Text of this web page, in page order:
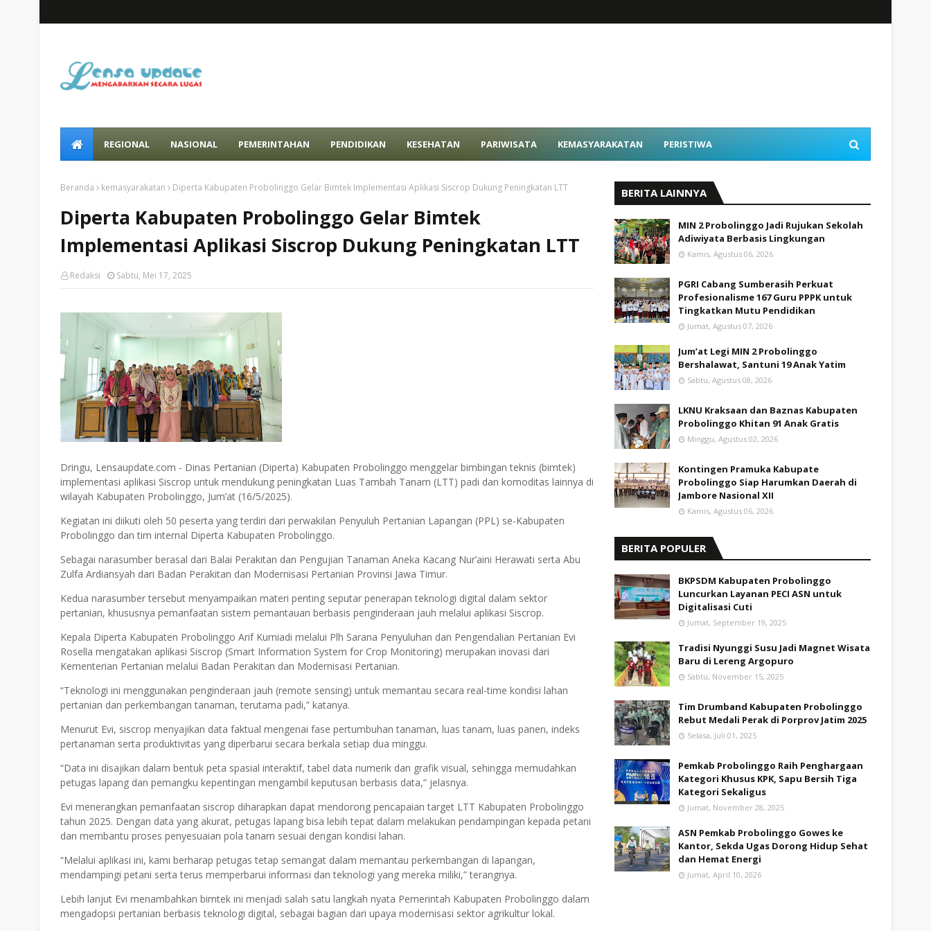
REGIONAL NASIONAL PEMERINTAHAN PENDIDIKAN KESEHATAN PARIWISATA KEMASYARAKATAN PERISTIWA
Beranda kemasyarakatan Diperta Kabupaten Probolinggo Gelar Bimtek Implementasi Aplikasi Siscrop Dukung Peningkatan LTT
Diperta Kabupaten Probolinggo Gelar Bimtek
Implementasi Aplikasi Siscrop Dukung Peningkatan LTT
Redaksi Sabtu, Mei 17, 2025
Dringu, Lensaupdate.com - Dinas Pertanian (Diperta) Kabupaten Probolinggo menggelar bimbingan teknis (bimtek)
implementasi aplikasi Siscrop untuk mendukung peningkatan Luas Tambah Tanam (LTT) padi dan komoditas lainnya di
wilayah Kabupaten Probolinggo, Jum’at (16/5/2025).
Kegiatan ini diikuti oleh 50 peserta yang terdiri dari perwakilan Penyuluh Pertanian Lapangan (PPL) se-Kabupaten
Probolinggo dan tim internal Diperta Kabupaten Probolinggo.
Sebagai narasumber berasal dari Balai Perakitan dan Pengujian Tanaman Aneka Kacang Nur’aini Herawati serta Abu
Zulfa Ardiansyah dari Badan Perakitan dan Modernisasi Pertanian Provinsi Jawa Timur.
Kedua narasumber tersebut menyampaikan materi penting seputar penerapan teknologi digital dalam sektor
pertanian, khususnya pemanfaatan sistem pemantauan berbasis penginderaan jauh melalui aplikasi Siscrop.
Kepala Diperta Kabupaten Probolinggo Arif Kurniadi melalui Plh Sarana Penyuluhan dan Pengendalian Pertanian Evi
Rosella mengatakan aplikasi Siscrop (Smart Information System for Crop Monitoring) merupakan inovasi dari
Kementerian Pertanian melalui Badan Perakitan dan Modernisasi Pertanian.
“Teknologi ini menggunakan penginderaan jauh (remote sensing) untuk memantau secara real-time kondisi lahan
pertanian dan perkembangan tanaman, terutama padi,” katanya.
Menurut Evi, siscrop menyajikan data faktual mengenai fase pertumbuhan tanaman, luas tanam, luas panen, indeks
pertanaman serta produktivitas yang diperbarui secara berkala setiap dua minggu.
“Data ini disajikan dalam bentuk peta spasial interaktif, tabel data numerik dan grafik visual, sehingga memudahkan
petugas lapang dan pemangku kepentingan mengambil keputusan berbasis data,” jelasnya.
Evi menerangkan pemanfaatan siscrop diharapkan dapat mendorong pencapaian target LTT Kabupaten Probolinggo
tahun 2025. Dengan data yang akurat, petugas lapang bisa lebih tepat dalam melakukan pendampingan kepada petani
dan membantu proses penyesuaian pola tanam sesuai dengan kondisi lahan.
“Melalui aplikasi ini, kami berharap petugas tetap semangat dalam memantau perkembangan di lapangan,
mendampingi petani serta terus memperbarui informasi dan teknologi yang mereka miliki,” terangnya.
Lebih lanjut Evi menambahkan bimtek ini menjadi salah satu langkah nyata Pemerintah Kabupaten Probolinggo dalam
mengadopsi pertanian berbasis teknologi digital, sebagai bagian dari upaya modernisasi sektor agrikultur lokal.
BERITA LAINNYA
MIN 2 Probolinggo Jadi Rujukan Sekolah
Adiwiyata Berbasis Lingkungan
Kamis, Agustus 06, 2026
PGRI Cabang Sumberasih Perkuat
Profesionalisme 167 Guru PPPK untuk
Tingkatkan Mutu Pendidikan
Jumat, Agustus 07, 2026
Jum’at Legi MIN 2 Probolinggo
Bershalawat, Santuni 19 Anak Yatim
Sabtu, Agustus 08, 2026
LKNU Kraksaan dan Baznas Kabupaten
Probolinggo Khitan 91 Anak Gratis
Minggu, Agustus 02, 2026
Kontingen Pramuka Kabupate
Probolinggo Siap Harumkan Daerah di
Jambore Nasional XII
Kamis, Agustus 06, 2026
BERITA POPULER
BKPSDM Kabupaten Probolinggo
Luncurkan Layanan PECI ASN untuk
Digitalisasi Cuti
Jumat, September 19, 2025
Tradisi Nyunggi Susu Jadi Magnet Wisata
Baru di Lereng Argopuro
Sabtu, November 15, 2025
Tim Drumband Kabupaten Probolinggo
Rebut Medali Perak di Porprov Jatim 2025
Selasa, Juli 01, 2025
Pemkab Probolinggo Raih Penghargaan
Kategori Khusus KPK, Sapu Bersih Tiga
Kategori Sekaligus
Jumat, November 28, 2025
ASN Pemkab Probolinggo Gowes ke
Kantor, Sekda Ugas Dorong Hidup Sehat
dan Hemat Energi
Jumat, April 10, 2026